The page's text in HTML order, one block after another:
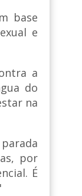
base
e
a
do
na
por
É